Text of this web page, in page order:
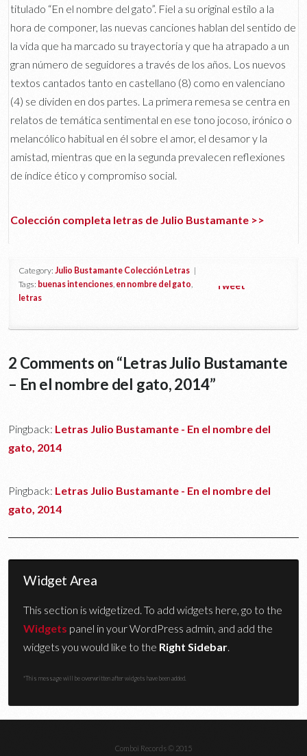
titulado “En el nombre del gato”. Fiel a su original estilo a la
hora de componer, las nuevas canciones hablan del sentido de
la vida que ha marcado su trayectoria y que ha atrapado a un
gran número de seguidores a través de los años. Los nuevos
textos cantados tanto en castellano (8) como en valenciano
(4) se dividen en dos partes. La primera remesa se centra en
relatos de temática sentimental en ese tono jocoso, irónico o
melancólico habitual en él sobre el amor, el desamor y la
amistad, mientras que en la segunda prevalecen reflexiones
de índice ético y compromiso social.
Colección completa letras de Julio Bustamante >>
Category:Julio Bustamante Colección Letras |
Tags: buenas intenciones en nombre del gato
letras
Tweet
2 Comments on “Letras Julio Bustamante
– En el nombre del gato, 2014”
Pingback: Letras Julio Bustamante - En el nombre del
gato, 2014
Pingback: Letras Julio Bustamante - En el nombre del
gato, 2014
Widget Area
This section is widgetized. To add widgets here, go to the
Widgets panel in your WordPress admin, and add the
widgets you would like to the Right Sidebar.
*This message will be overwritten after widgets have been added.
Comboi Records © 2015